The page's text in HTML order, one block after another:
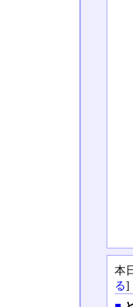
本
る]